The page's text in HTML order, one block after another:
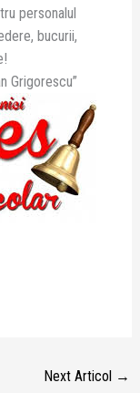
personalul
bucurii,
Grigorescu”
Next Articol →